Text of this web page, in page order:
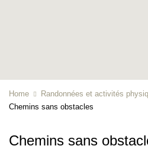
Home Randonnées et activités
Chemins sans obstacles
Chemins sans